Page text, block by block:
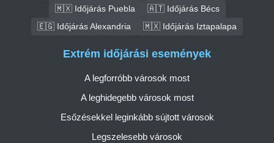
🇲🇽 Időjárás Puebla
🇦🇹 Időjárás Bécs
🇪🇬 Időjárás Alexandria
🇲🇽 Időjárás Iztapalapa
Extrém időjárási események
A legforróbb városok most
A leghidegebb városok most
Esőzésekkel leginkább sújtott városok
Legszelesebb városok